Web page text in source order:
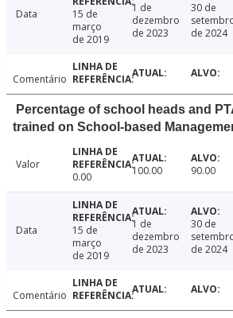
Data
15 de
março
de 2019
1 de
dezembro
de 2023
30 de
de 2024
Comentário
Percentage of school heads and
trained on School-based
Valor
0.00
100.00 90.00
Data
15 de
março
de 2019
1 de
dezembro
de 2023
30 de
de 2024
Comentário